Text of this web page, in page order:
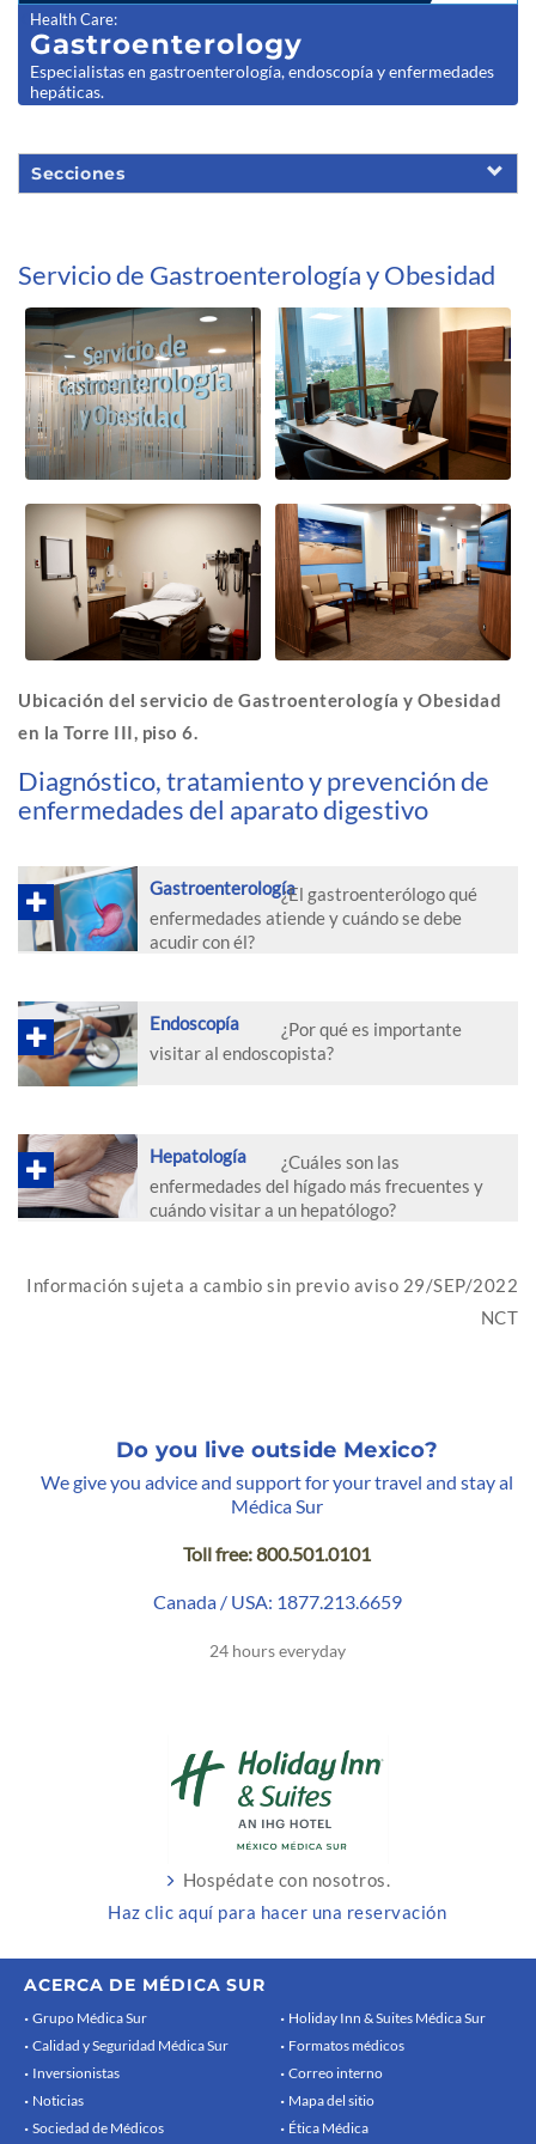
Health Care:
Gastroenterology
Especialistas en gastroenterología, endoscopía y enfermedades
hepáticas.
Secciones
Servicio de Gastroenterología y Obesidad
Ubicación del servicio de Gastroenterología y Obesidad
en la Torre III, piso 6.
Diagnóstico, tratamiento y prevención de
enfermedades del aparato digestivo
Gastroenterología¿El gastroenterólogo qué
enfermedades atiende y cuándo se debe
acudir con él?
Endoscopía
¿Por qué es importante
visitar al endoscopista?
Hepatología
¿Cuáles son las
enfermedades del hígado más frecuentes y
cuándo visitar a un hepatólogo?
Información sujeta a cambio sin previo aviso 29/SEP/2022
NCT
Do you live outside Mexico?
We give you advice and support for your travel and stay al
Médica Sur
Toll free: 800.501.0101
Canada / USA: 1877.213.6659
24 hours everyday
Hospédate con nosotros.
Haz clic aquí para hacer una reservación
ACERCA DE MÉDICA SUR
Grupo Médica Sur
Calidad y Seguridad Médica Sur
Inversionistas
Noticias
Sociedad de Médicos
Holiday Inn & Suites Médica Sur
Formatos médicos
Correo interno
Mapa del sitio
Ética Médica